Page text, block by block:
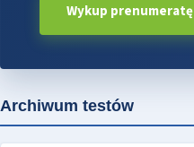
Wykup prenumeratę
Archiwum testów